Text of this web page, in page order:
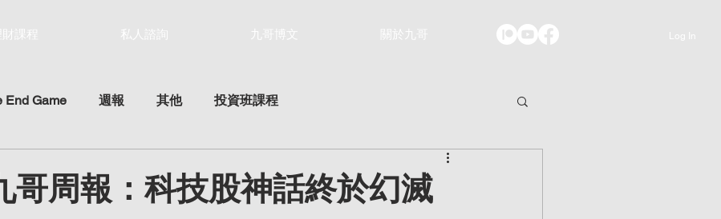
財課程 私人諮詢 九哥博文 關於九哥 Log In
End Game 週報 其他 投資班課程
哥周報：科技股神話終於幻滅